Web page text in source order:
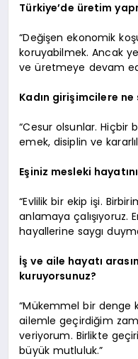
Türkiye’de üretim
“Değişen ekonomik
koruyabilmek. Ancak
ve üretmeye devam
Kadın girişimcilere
“Cesur olsunlar. Hiçbir
emek, disiplin ve
Eşiniz mesleki
“Evlilik bir ekip işi.
anlamaya çalışıyoruz.
hayallerine saygı
İş ve aile hayatı
kuruyorsunuz?
“Mükemmel bir
ailemle geçirdiğim
veriyorum. Birlikte
büyük mutluluk.”